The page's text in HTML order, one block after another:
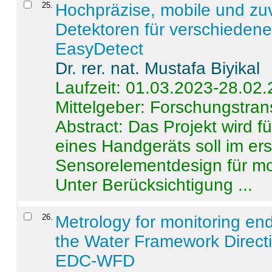
25. Hochpräzise, mobile und
Detektoren für
EasyDetect
Dr. rer. nat. Mustafa Biyikal
Laufzeit: 01.03.2023-
Mittelgeber:
Abstract: Das Projekt wird
eines Handgeräts soll im
Sensorelementdesign für
Unter Berücksichtigung ...
26. Metrology for monitoring
the Water Framework
EDC-WFD